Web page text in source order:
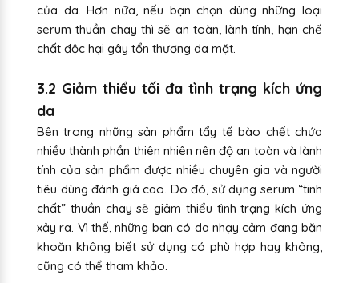
của da. Hơn nữa, nếu bạn chọn dùng những loại
serum thuần chay thì sẽ an toàn, lành tính, hạn chế
chất độc hại gây tổn thương da mặt.
3.2 Giảm thiểu tối đa tình trạng kích ứng
da
Bên trong những sản phẩm tẩy tế bào chết chứa
nhiều thành phần thiên nhiên nên độ an toàn và lành
tính của sản phẩm được nhiều chuyên gia và người
tiêu dùng đánh giá cao. Do đó, sử dụng serum “tinh
chất” thuần chay sẽ giảm thiểu tình trạng kích ứng
xảy ra. Vì thế, những bạn có da nhạy cảm đang băn
khoăn không biết sử dụng có phù hợp hay không,
cũng có thể tham khảo.